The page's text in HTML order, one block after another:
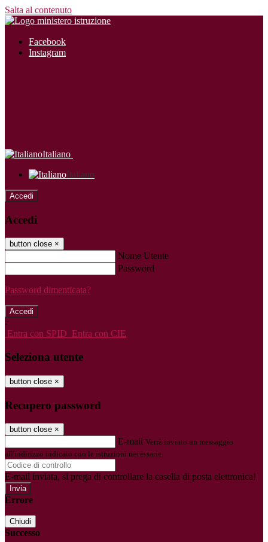
Salta al contenuto
Facebook
Instagram
Italiano
Italiano
Accedi
Accedi
button close ×
Nome Utente
Password
Password dimenticata?
-
Entra con SPID Entra con CIE
Seleziona utente
button close ×
Recupero password
button close ×
E-mail Verrà inviato un messaggio
all'indirizzo indicato con le istruzioni necessarie.
E-mail inviata, si prega di controllare la casella di posta elettronica!
Errore
Chiudi
Successo